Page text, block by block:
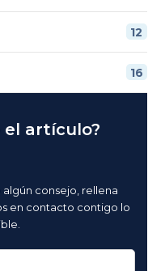
12
16
el artículo?
consejo, rellena
en contacto contigo lo